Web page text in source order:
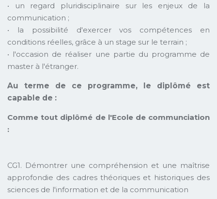
• un regard pluridisciplinaire sur les enjeux de la
communication ;
• la possibilité d'exercer vos compétences en
conditions réelles, grâce à un stage sur le terrain ;
• l'occasion de réaliser une partie du programme de
master à l'étranger.
Au terme de ce programme, le diplômé est
capable de :
Comme tout diplômé de l'Ecole de communciation
:
CG1. Démontrer une compréhension et une maîtrise
approfondie des cadres théoriques et historiques des
sciences de l'information et de la communication